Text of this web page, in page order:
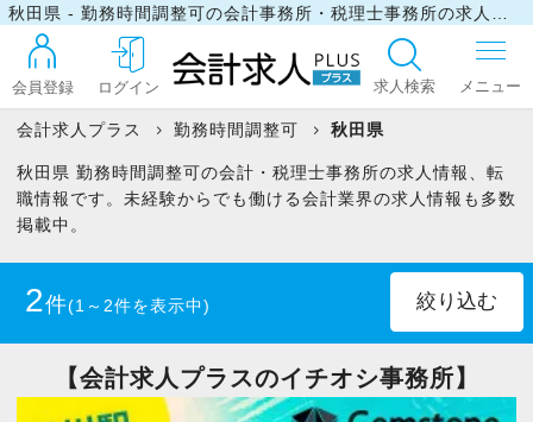
会員登録 ログイン 求人検索
ログイン
マイリスト
会計求人プラス 勤務時間調整可 秋田県
秋田県 勤務時間調整可の会計・税理士事務所の求人情報、転
職情報です。未経験からでも働ける会計業界の求人情報も多数
掲載中。
2件(1～2件を表示中)
正社員(1) パート・アルバイト(1)
【会計求人プラスのイチオシ事務所】